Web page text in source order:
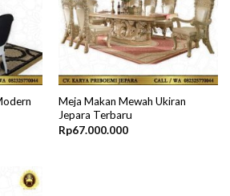
Meja Makan Mewah Ukiran
Jepara Terbaru
Rp67.000.000